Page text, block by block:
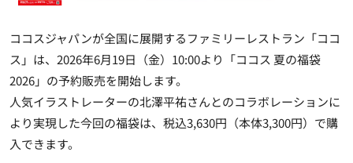
ココスジャパンが全国に展開するファミリーレストラン「ココ
ス」は、2026年6月19日（金）10:00より「ココス 夏の福袋
2026」の予約販売を開始します。
人気イラストレーターの北澤平祐さんとのコラボレーションに
より実現した今回の福袋は、税込3,630円（本体3,300円）で購
入できます。